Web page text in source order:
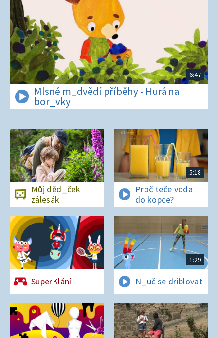
6:47
Mlsné m_dvědí příběhy - Hurá na
bor_vky
Můj děd_ček
zálesák
5:18
Proč teče voda
do kopce?
SuperKlání
1:29
N_uč se driblovat